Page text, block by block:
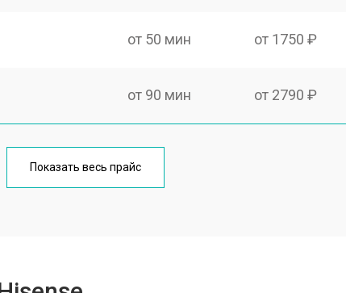
от 50 мин от 1750 ₽
от 90 мин от 2790 ₽
от 50 мин
Показать весь прайс